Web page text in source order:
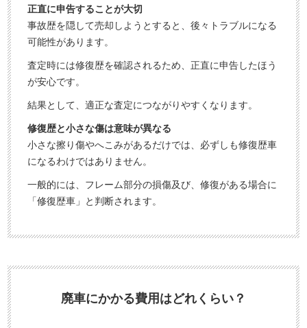
正直に申告することが大切
事故歴を隠して売却しようとすると、後々トラブルになる
可能性があります。
査定時には修復歴を確認されるため、正直に申告したほう
が安心です。
結果として、適正な査定につながりやすくなります。
修復歴と小さな傷は意味が異なる
小さな擦り傷やへこみがあるだけでは、必ずしも修復歴車
になるわけではありません。
一般的には、フレーム部分の損傷及び、修復がある場合に
「修復歴車」と判断されます。
廃車にかかる費用はどれくらい？